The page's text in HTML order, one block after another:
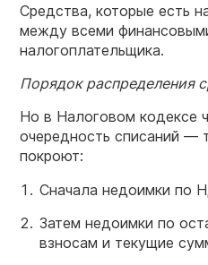
Средства, которые есть
между всеми
налогоплательщика.
Порядок распределения
Но в Налоговом кодексе
очередность списаний —
покроют:
Сначала недоимки
Затем недоимки по
взносам и текущие